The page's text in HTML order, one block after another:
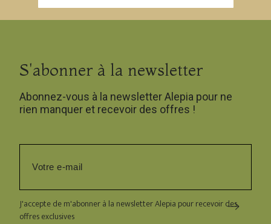
S'abonner à la newsletter
Abonnez-vous à la newsletter Alepia pour ne
rien manquer et recevoir des offres !
J'accepte de m'abonner à la newsletter Alepia pour recevoir des
offres exclusives